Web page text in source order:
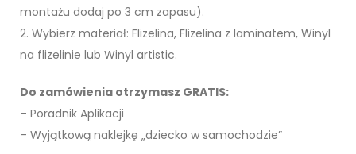
montażu dodaj po 3 cm zapasu).
2. Wybierz materiał: Flizelina, Flizelina z laminatem, Winyl
na flizelinie lub Winyl artistic.
Do zamówienia otrzymasz GRATIS:
– Poradnik Aplikacji
– Wyjątkową naklejkę „dziecko w samochodzie”